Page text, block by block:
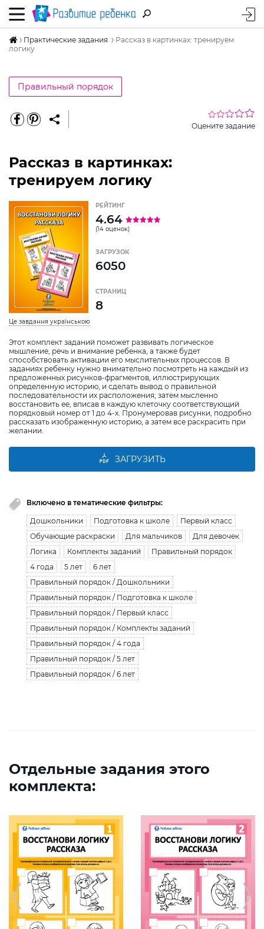
Практические задания
Рассказ в картинках: тренируем
логику
Правильный порядок
Оцените задание
Рассказ в картинках:
тренируем логику
Це завдання українською
Этот комплект заданий поможет развивать логическое
мышление, речь и внимание ребенка, а также будет
способствовать активации его мыслительных процессов. В
заданиях ребенку нужно внимательно посмотреть на каждый из
предложенных рисунков-фрагментов, иллюстрирующих
определенную историю, и сделать вывод о правильной
последовательности их расположения; затем мысленно
восстановить ее, вписав в каждую клеточку соответствующий
порядковый номер от 1 до 4-х. Пронумеровав рисунки, подробно
рассказать изображенную историю, а затем все раскрасить при
желании.
РЕЙТИНГ
4.64
(14 оценок)
ЗАГРУЗОК
6050
СТРАНИЦ
8
ЗАГРУЗИТЬ
Включено в тематические фильтры:
Дошкольники Подготовка к школе
Первый класс
Обучающие раскраски
Для мальчиков
Для девочек
Логика
Комплекты заданий
Правильный порядок
4 года
5 лет
6 лет
Правильный порядок / Дошкольники
Правильный порядок / Подготовка к школе
Правильный порядок / Первый класс
Правильный порядок / Комплекты заданий
Правильный порядок / 4 года
Правильный порядок / 5 лет
Правильный порядок / 6 лет
Отдельные задания этого
комплекта: